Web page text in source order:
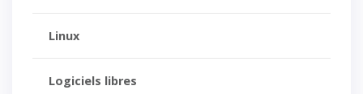
Linux
Logiciels libres